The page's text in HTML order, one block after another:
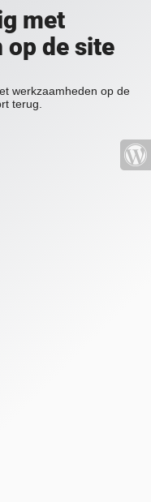
met
op de site
werkzaamheden op de
terug.